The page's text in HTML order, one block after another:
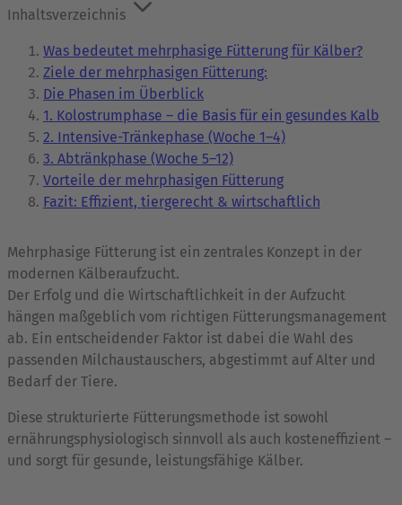
Inhaltsverzeichnis
Was bedeutet mehrphasige Fütterung für Kälber?
Ziele der mehrphasigen Fütterung:
Die Phasen im Überblick
1. Kolostrumphase – die Basis für ein gesundes Kalb
2. Intensive-Tränkephase (Woche 1–4)
3. Abtränkphase (Woche 5–12)
Vorteile der mehrphasigen Fütterung
Fazit: Effizient, tiergerecht & wirtschaftlich
Mehrphasige Fütterung ist ein zentrales Konzept in der
modernen Kälberaufzucht.
Der Erfolg und die Wirtschaftlichkeit in der Aufzucht
hängen maßgeblich vom richtigen Fütterungsmanagement
ab. Ein entscheidender Faktor ist dabei die Wahl des
passenden Milchaustauschers, abgestimmt auf Alter und
Bedarf der Tiere.
Diese strukturierte Fütterungsmethode ist sowohl
ernährungsphysiologisch sinnvoll als auch kosteneffizient –
und sorgt für gesunde, leistungsfähige Kälber.